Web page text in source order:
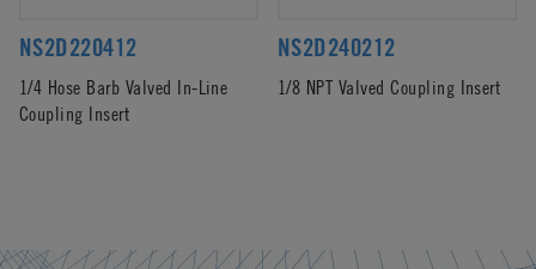
NS2D220412
1/4 Hose Barb Valved In-Line
Coupling Insert
NS2D240212
1/8 NPT Valved Coupling Insert